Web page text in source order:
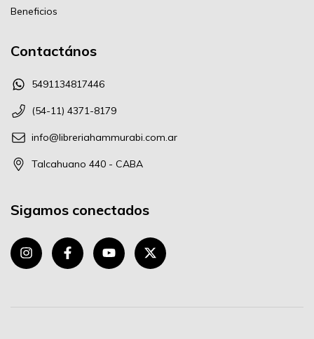
Beneficios
Contactános
5491134817446
(54-11) 4371-8179
info@libreriahammurabi.com.ar
Talcahuano 440 - CABA
Sigamos conectados